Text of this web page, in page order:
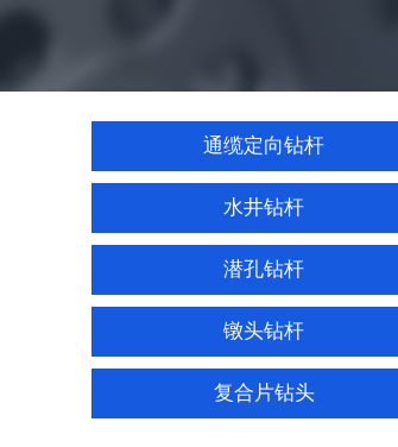
通缆定向钻杆
水井钻杆
潜孔钻杆
镦头钻杆
复合片钻头